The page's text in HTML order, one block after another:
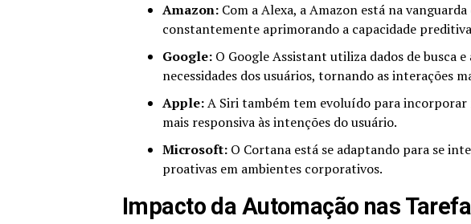
Amazon: Com a Alexa, a Amazon está na
constantemente aprimorando a capacidade
Google: O Google Assistant utiliza dados de busca
necessidades dos usuários, tornando as interações
Apple:A Siri também tem evoluído para
mais responsiva às intenções do usuário.
Microsoft: O Cortana está se adaptando para se
proativas em ambientes corporativos.
Impacto da Automação nas